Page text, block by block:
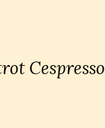
Cespresso